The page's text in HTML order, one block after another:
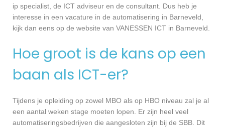
ip specialist, de ICT adviseur en de consultant. Dus heb je
interesse in een vacature in de automatisering in Barneveld,
kijk dan eens op de website van VANESSEN ICT in Barneveld.
Hoe groot is de kans op een
baan als ICT-er?
Tijdens je opleiding op zowel MBO als op HBO niveau zal je al
een aantal weken stage moeten lopen. Er zijn heel veel
automatiseringsbedrijven die aangesloten zijn bij de SBB. Dit